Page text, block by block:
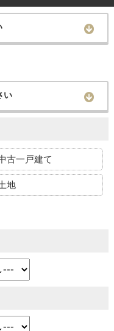
い
古一戸建て
地